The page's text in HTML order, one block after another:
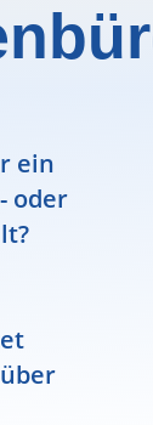
ein
oder